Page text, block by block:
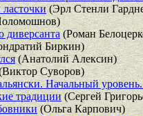
(Эрл Стенли
диверсанта(Роман
Биркин)
(Анатолий Алексин)
Суворов)
Начальный
традиции(Сергей
(Ольга Карпович)